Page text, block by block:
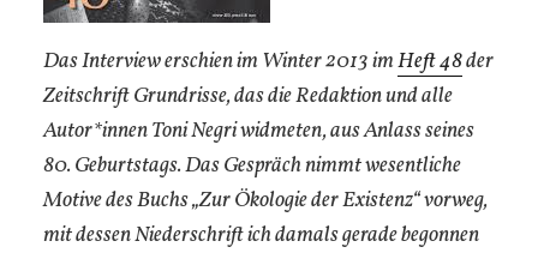
Das Interview erschien im Winter 2013 imHeft 48der
Zeitschrift Grundrisse, das die Redaktion und alle
Autor*innen Toni Negri widmeten, aus Anlass seines
80. Geburtstags. Das Gespräch nimmt wesentliche
Motive des Buchs „Zur Ökologie der Existenz“ vorweg,
mit dessen Niederschrift ich damals gerade begonnen